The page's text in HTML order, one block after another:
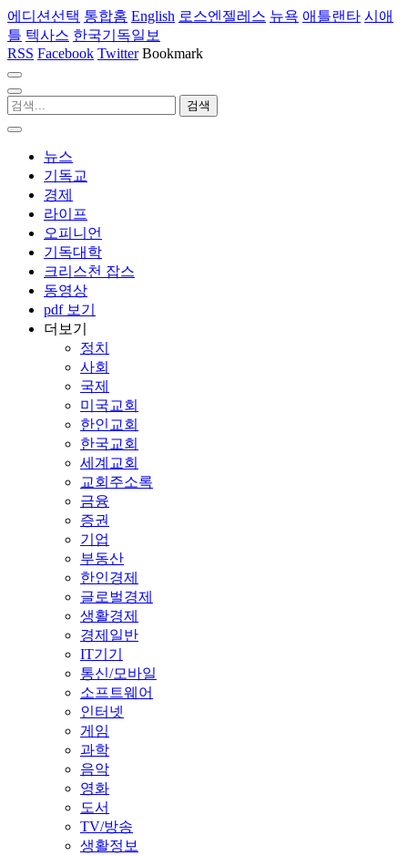
에디션선택 통합홈 English 로스엔젤레스 뉴욕 애틀랜타 시애
틀 텍사스 한국기독일보
RSS Facebook Twitter Bookmark
뉴스
기독교
경제
라이프
오피니언
기독대학
크리스천 잡스
동영상
pdf 보기
더보기
정치
사회
국제
미국교회
한인교회
한국교회
세계교회
교회주소록
금융
증권
기업
부동산
한인경제
글로벌경제
생활경제
경제일반
IT기기
통신/모바일
소프트웨어
인터넷
게임
과학
음악
영화
도서
TV/방송
생활정보